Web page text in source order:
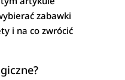
zabawki
i na co zwrócić